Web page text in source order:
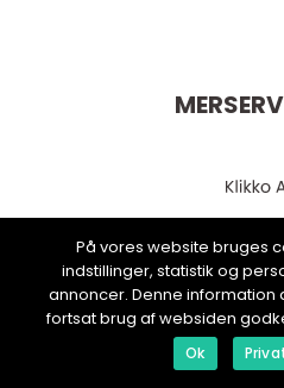
web:
På vores website bruges
indstillinger, statistik og
annoncer. Denne
fortsat brug af websiden
Ok